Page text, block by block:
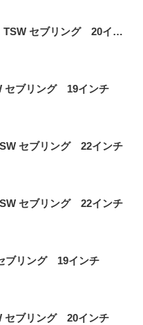
アウディ RS5 スポーツバック ｘ TSW セブリング 20インチ
セブリング 19インチ
セブリング 22インチ
セブリング 22インチ
ブリング 19インチ
セブリング 20インチ